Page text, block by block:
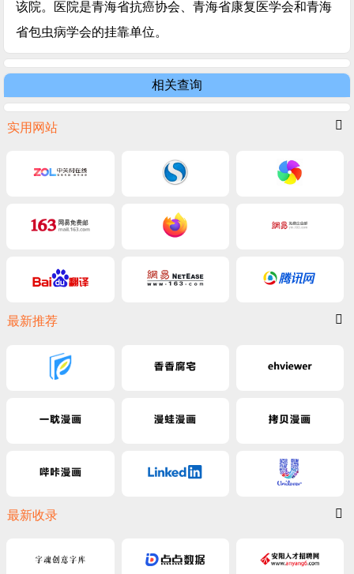
该院。医院是青海省抗癌协会、青海省康复医学会和青海
省包虫病学会的挂靠单位。
相关查询
实用网站
最新推荐
最新收录